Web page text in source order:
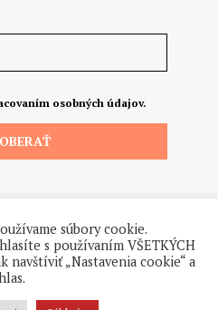
osobných údajov.
Hrdo a od ♥ dodalo štúdio
súbory cookie.
s používaním VŠETKÝCH
navštíviť „Nastavenia cookie“ a